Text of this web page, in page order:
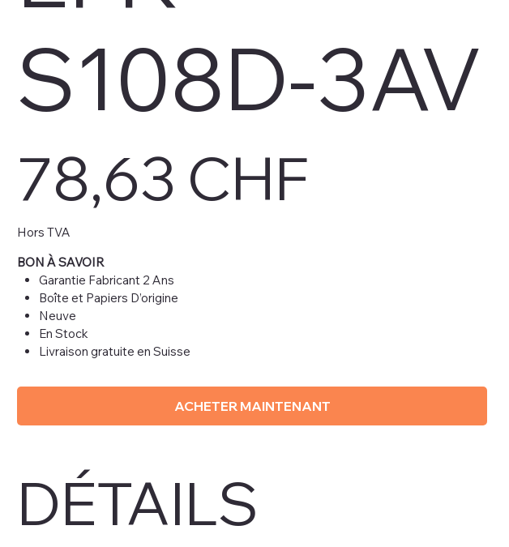
S108D-3AV
78,63 CHF
Hors TVA
BON À SAVOIR
Garantie Fabricant 2 Ans
Boîte et Papiers D’origine
Neuve
En Stock
Livraison gratuite en Suisse
ACHETER MAINTENANT
DÉTAILS